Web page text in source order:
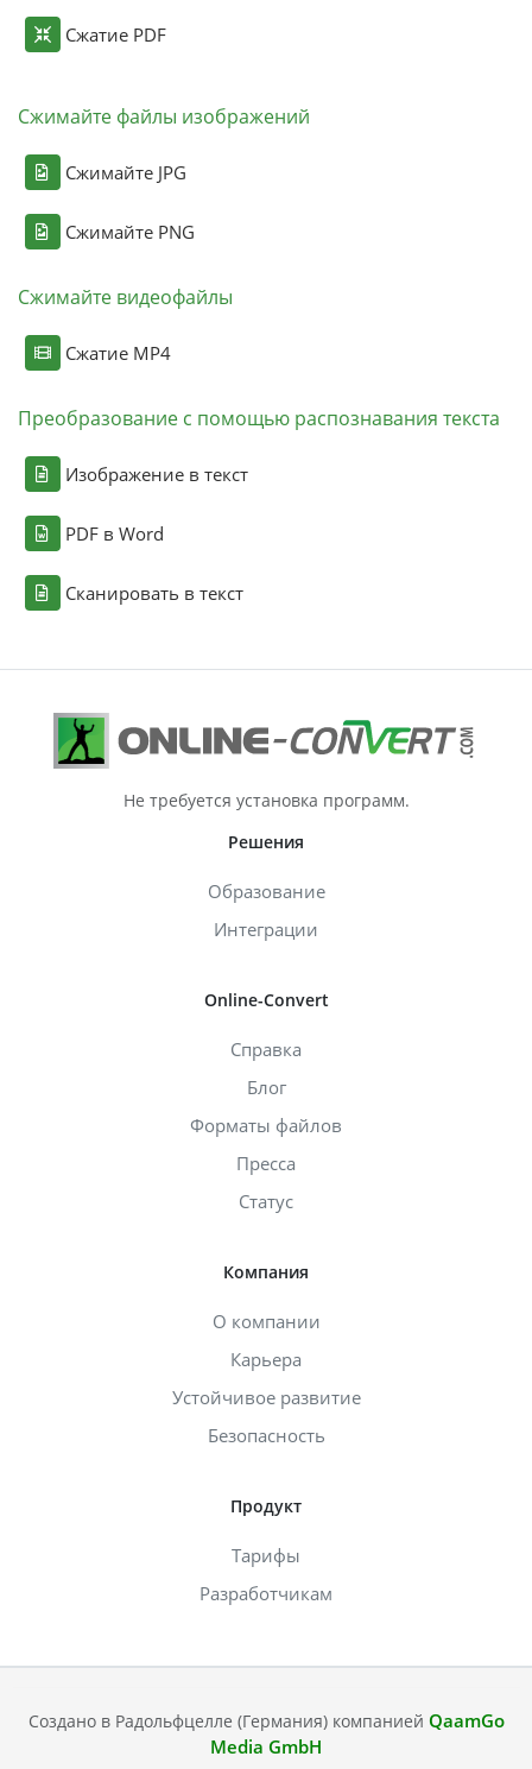
Сжатие PDF
Сжимайте файлы изображений
Сжимайте JPG
Сжимайте PNG
Сжимайте видеофайлы
Сжатие MP4
Преобразование с помощью распознавания текста
Изображение в текст
PDF в Word
Сканировать в текст
Не требуется установка программ.
Решения
Образование
Интеграции
Online-Convert
Справка
Блог
Форматы файлов
Пресса
Статус
Компания
О компании
Карьера
Устойчивое развитие
Безопасность
Продукт
Тарифы
Разработчикам
Создано в Радольфцелле (Германия) компанией QaamGo
Media GmbH